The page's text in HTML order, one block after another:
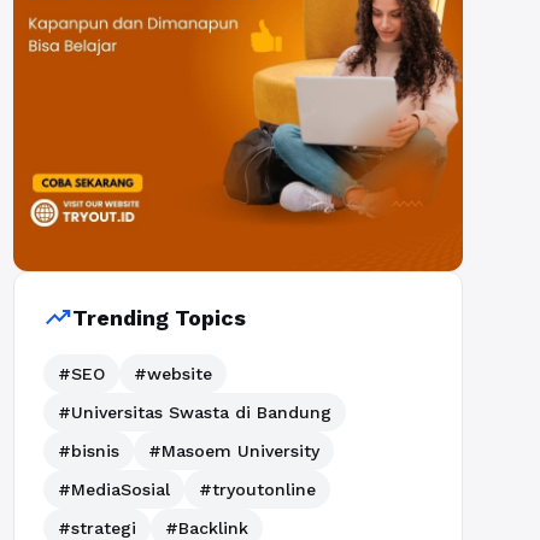
trending_upTrending Topics
#SEO
#website
#Universitas Swasta di Bandung
#bisnis
#Masoem University
#MediaSosial
#tryoutonline
#strategi
#Backlink